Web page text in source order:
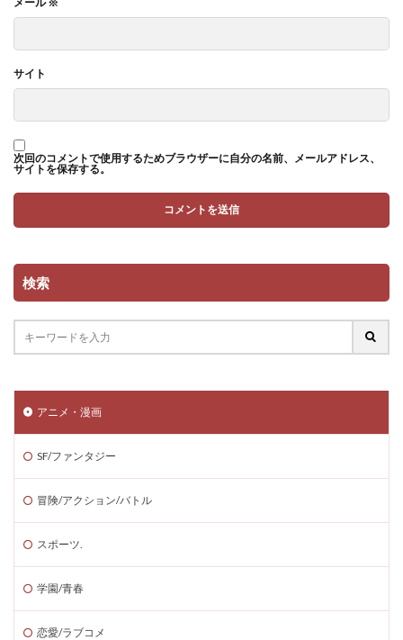
サイト
次回のコメントで使用するためブラウザーに自分の名前、メールアドレス、
サイトを保存する。
検索
アニメ・漫画
SF/ファンタジー
冒険/アクション/バトル
スポーツ.
学園/青春
恋愛/ラブコメ